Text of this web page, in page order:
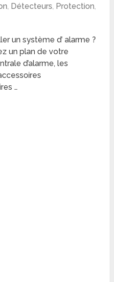
, Détecteurs, Protection,
un système d’ alarme ?
un plan de votre
d’alarme, les
…